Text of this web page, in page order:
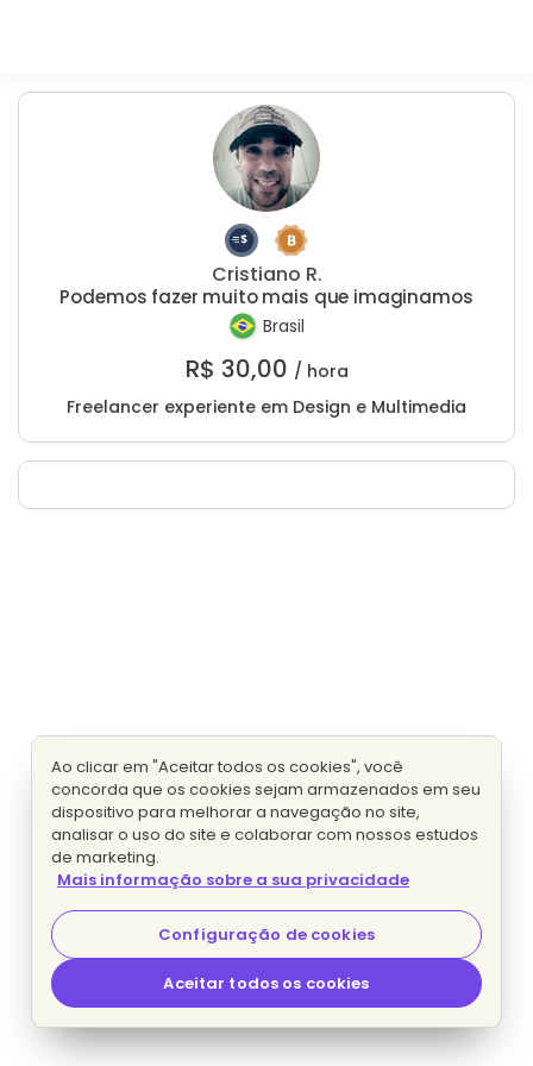
Cristiano R.
Podemos fazer muito mais que imaginamos
Brasil
R$ 30,00 / hora
Freelancer experiente em Design e Multimedia
Ao clicar em "Aceitar todos os cookies", você
concorda que os cookies sejam armazenados em seu
dispositivo para melhorar a navegação no site,
analisar o uso do site e colaborar com nossos estudos
de marketing.
Mais informação sobre a sua privacidade
Configuração de cookies
Aceitar todos os cookies